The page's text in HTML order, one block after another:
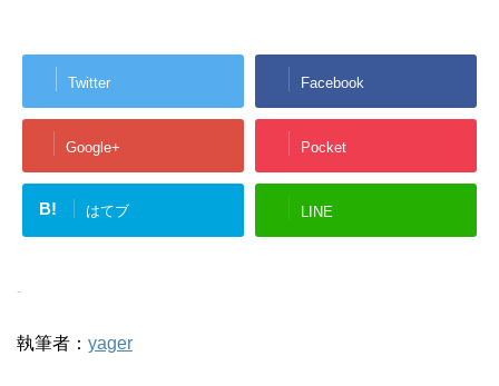
Twitter Facebook
Google+ Pocket
B! はてブ LINE
-
執筆者： yager